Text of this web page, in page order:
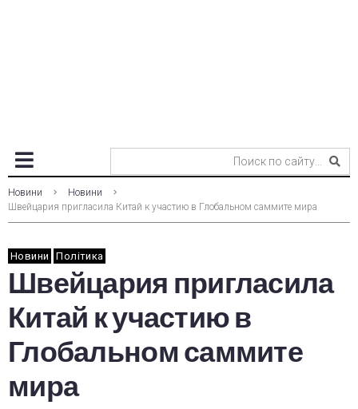
Новини
Новини
Швейцария пригласила Китай к участию в Глобальном саммите мира
Новини Політика
Швейцария пригласила
Китай к участию в
Глобальном саммите
мира